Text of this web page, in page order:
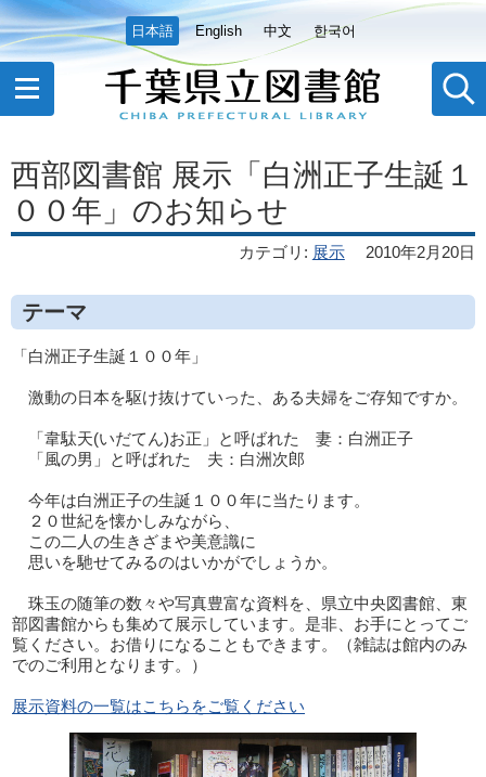
日本語 English 中文 한국어
西部図書館 展示「白洲正子生誕１
００年」のお知らせ
カテゴリ : 展示 2010年2月20日
テーマ
「白洲正子生誕１００年」
激動の日本を駆け抜けていった、ある夫婦をご存知ですか。
「韋駄天(いだてん)お正」と呼ばれた 妻：白洲正子
「風の男」と呼ばれた 夫：白洲次郎
今年は白洲正子の生誕１００年に当たります。
２０世紀を懐かしみながら、
この二人の生きざまや美意識に
思いを馳せてみるのはいかがでしょうか。
珠玉の随筆の数々や写真豊富な資料を、県立中央図書館、東
部図書館からも集めて展示しています。是非、お手にとってご
覧ください。お借りになることもできます。（雑誌は館内のみ
でのご利用となります。）
展示資料の一覧はこちらをご覧ください